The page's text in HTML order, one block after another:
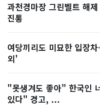
과천경마장 그린벨트 해
진통
여당끼리도 미묘한 입장
외'
"못생겨도 좋아" 한국인
있다" 경고, ...